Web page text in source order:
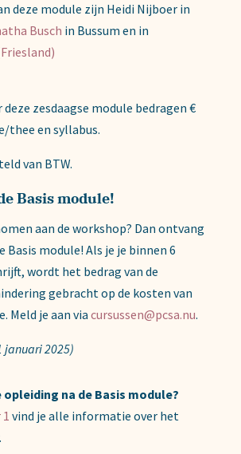
deze module zijn Heidi Nijboer in
Busch in Bussum en in
zesdaagse module bedragen €
thee en syllabus.
van BTW.
Basis module!
aan de workshop? Dan ontvang
Basis module! Als je je binnen 6
wordt het bedrag van de
gebracht op de kosten van
Meld je aan via cursussen@pcsa.nu.
januari 2025)
opleiding na de Basis module?
vind je alle informatie over het